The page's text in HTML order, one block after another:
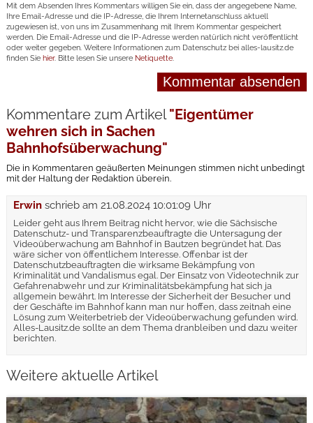
Mit dem Absenden Ihres Kommentars willigen Sie ein, dass der angegebene Name,
Ihre Email-Adresse und die IP-Adresse, die Ihrem Internetanschluss aktuell
zugewiesen ist, von uns im Zusammenhang mit Ihrem Kommentar gespeichert
werden. Die Email-Adresse und die IP-Adresse werden natürlich nicht veröffentlicht
oder weiter gegeben. Weitere Informationen zum Datenschutz bei alles-lausitz.de
finden Sie hier. Bitte lesen Sie unsere Netiquette.
Kommentare zum Artikel"Eigentümer
wehren sich in Sachen
Bahnhofsüberwachung"
Die in Kommentaren geäußerten Meinungen stimmen nicht unbedingt
mit der Haltung der Redaktion überein.
Erwin schrieb am 21.08.2024 10:01:09 Uhr
Leider geht aus Ihrem Beitrag nicht hervor, wie die Sächsische
Datenschutz- und Transparenzbeauftragte die Untersagung der
Videoüberwachung am Bahnhof in Bautzen begründet hat. Das
wäre sicher von öffentlichem Interesse. Offenbar ist der
Datenschutzbeauftragten die wirksame Bekämpfung von
Kriminalität und Vandalismus egal. Der Einsatz von Videotechnik zur
Gefahrenabwehr und zur Kriminalitätsbekämpfung hat sich ja
allgemein bewährt. Im Interesse der Sicherheit der Besucher und
der Geschäfte im Bahnhof kann man nur hoffen, dass zeitnah eine
Lösung zum Weiterbetrieb der Videoüberwachung gefunden wird.
Alles-Lausitz.de sollte an dem Thema dranbleiben und dazu weiter
berichten.
Weitere aktuelle Artikel
weiterlesen